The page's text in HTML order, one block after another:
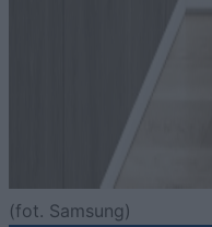
(fot. Samsung)